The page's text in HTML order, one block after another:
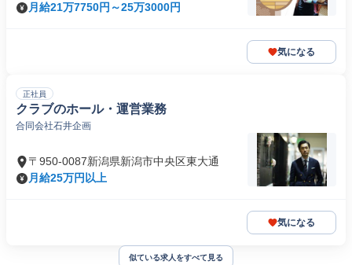
月給21万7750円～25万3000円
気になる
正社員
クラブのホール・運営業務
合同会社石井企画
〒950-0087新潟県新潟市中央区東大通
月給25万円以上
気になる
似ている求人をすべて見る